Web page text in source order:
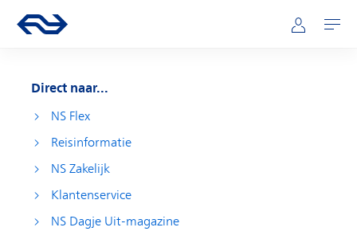
Hoofdnavigatie
Ga naar de homepage van ns.nl Mijn NS
Openen
Direct naar...
NS Flex
Reisinformatie
NS Zakelijk
Klantenservice
NS Dagje Uit-magazine